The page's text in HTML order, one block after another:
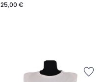
25,00 €